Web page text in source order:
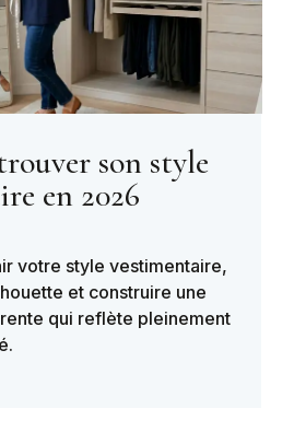
son style
en 2026
votre style vestimentaire,
et construire une
qui reflète pleinement